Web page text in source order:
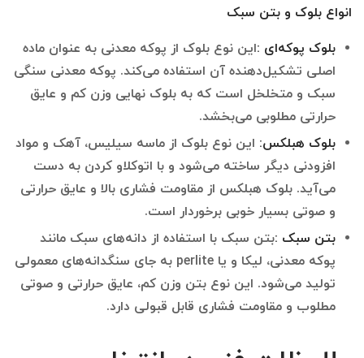
انواع بلوک و بتن سبک
بلوک پوکه‌ای :این نوع بلوک از پوکه معدنی به عنوان ماده
اصلی تشکیل‌دهنده آن استفاده می‌کند. پوکه معدنی سنگی
سبک و متخلخل است که به بلوک نهایی وزن کم و عایق
حرارتی مطلوبی می‌بخشد.
بلوک هبلکس: این نوع بلوک از ماسه سیلیس، آهک و مواد
افزودنی دیگر ساخته می‌شود و با اتوکلاو کردن به دست
می‌آید. بلوک هبلکس از مقاومت فشاری بالا و عایق حرارتی
و صوتی بسیار خوبی برخوردار است.
بتن سبک :بتن سبک با استفاده از دانه‌های سبک مانند
پوکه معدنی، لیکا و یا perlite به جای سنگدانه‌های معمولی
تولید می‌شود. این نوع بتن وزن کم، عایق حرارتی و صوتی
مطلوب و مقاومت فشاری قابل قبولی دارد.